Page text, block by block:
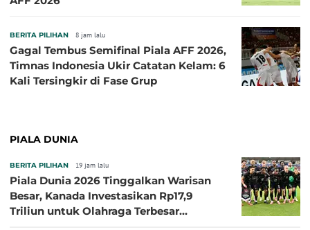
BERITA PILIHAN 8 jam lalu
Gagal Tembus Semifinal Piala AFF 2026,
Timnas Indonesia Ukir Catatan Kelam: 6
Kali Tersingkir di Fase Grup
PIALA DUNIA
BERITA PILIHAN 19 jam lalu
Piala Dunia 2026 Tinggalkan Warisan
Besar, Kanada Investasikan Rp17,9
Triliun untuk Olahraga Terbesar